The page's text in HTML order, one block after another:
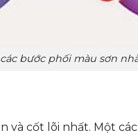
bước phối màu sơn
và cốt lõi nhất. Một